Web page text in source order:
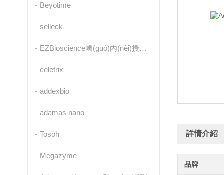
Beyotime
selleck
EZBioscience國(guó)內(nèi)授權(quán)代理
celetrix
addexbio
adamas nano
Tosoh
Megazyme
詳情介紹
品牌